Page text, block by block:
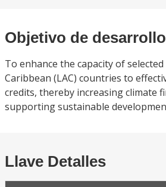
Objetivo de desarrollo
To enhance the capacity of
Caribbean (LAC) countries to
credits, thereby increasing climate
supporting sustainable
Llave Detalles